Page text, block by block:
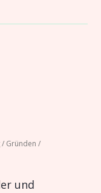
/ Gründen /
und